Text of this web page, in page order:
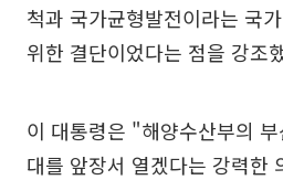
척과 국가균형발전이라는 국
위한 결단이었다는 점을 강조
이 대통령은 "해양수산부의
대를 앞장서 열겠다는 강력한